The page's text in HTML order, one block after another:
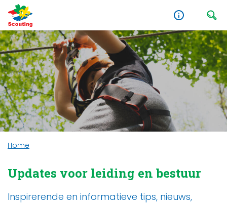
Home
Updates voor leiding en bestuur
Inspirerende en informatieve tips, nieuws,